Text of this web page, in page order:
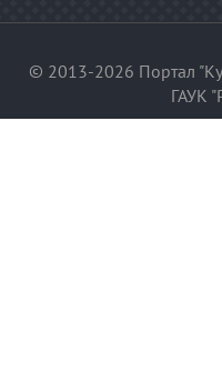
© 2013-2026 Портал
ГАУК